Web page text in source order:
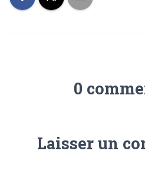
0
Laisser un